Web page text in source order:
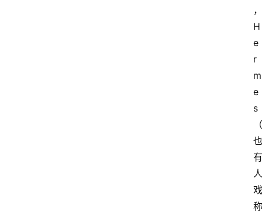
，
H
e
r
m
e
s
（
也
有
人
戏
称